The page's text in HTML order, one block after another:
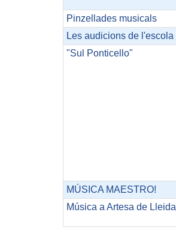
Pinzellades musicals
Les audicions de l'escola
"Sul Ponticello"
MÚSICA MAESTRO!
Música a Artesa de Lleida